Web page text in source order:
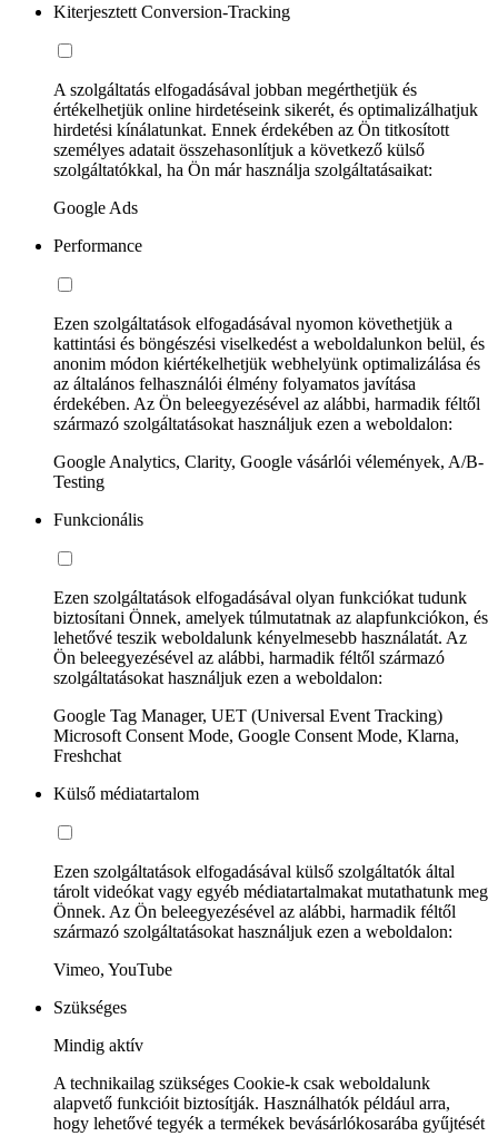
Kiterjesztett Conversion-Tracking
A szolgáltatás elfogadásával jobban megérthetjük és
értékelhetjük online hirdetéseink sikerét, és optimalizálhatjuk
hirdetési kínálatunkat. Ennek érdekében az Ön titkosított
személyes adatait összehasonlítjuk a következő külső
szolgáltatókkal, ha Ön már használja szolgáltatásaikat:
Google Ads
Performance
Ezen szolgáltatások elfogadásával nyomon követhetjük a
kattintási és böngészési viselkedést a weboldalunkon belül, és
anonim módon kiértékelhetjük webhelyünk optimalizálása és
az általános felhasználói élmény folyamatos javítása
érdekében. Az Ön beleegyezésével az alábbi, harmadik féltől
származó szolgáltatásokat használjuk ezen a weboldalon:
Google Analytics, Clarity, Google vásárlói vélemények, A/B-
Testing
Funkcionális
Ezen szolgáltatások elfogadásával olyan funkciókat tudunk
biztosítani Önnek, amelyek túlmutatnak az alapfunkciókon, és
lehetővé teszik weboldalunk kényelmesebb használatát. Az
Ön beleegyezésével az alábbi, harmadik féltől származó
szolgáltatásokat használjuk ezen a weboldalon:
Google Tag Manager, UET (Universal Event Tracking)
Microsoft Consent Mode, Google Consent Mode, Klarna,
Freshchat
Külső médiatartalom
Ezen szolgáltatások elfogadásával külső szolgáltatók által
tárolt videókat vagy egyéb médiatartalmakat mutathatunk meg
Önnek. Az Ön beleegyezésével az alábbi, harmadik féltől
származó szolgáltatásokat használjuk ezen a weboldalon:
Vimeo, YouTube
Szükséges
Mindig aktív
A technikailag szükséges Cookie-k csak weboldalunk
alapvető funkcióit biztosítják. Használhatók például arra,
hogy lehetővé tegyék a termékek bevásárlókosarába gyűjtését